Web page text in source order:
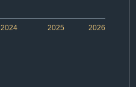
2024 2026
2025